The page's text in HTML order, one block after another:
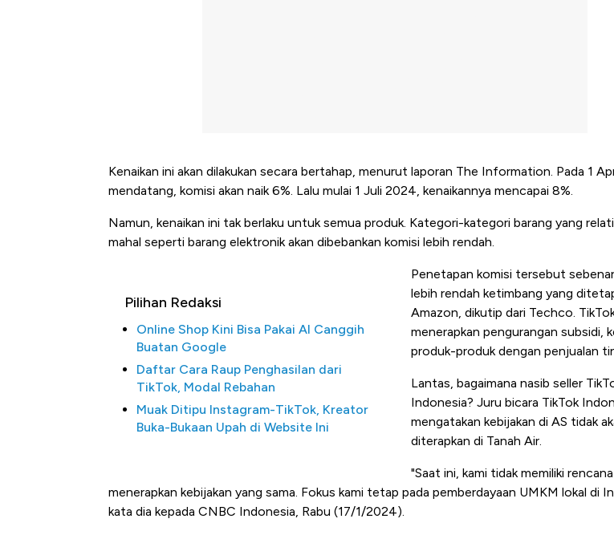
Kenaikan ini akan dilakukan secara bertahap, menurut laporan The Information. Pada 1
mendatang, komisi akan naik 6%. Lalu mulai 1 Juli 2024, kenaikannya mencapai 8%.
Namun, kenaikan ini tak berlaku untuk semua produk. Kategori-kategori barang yang
mahal seperti barang elektronik akan dibebankan komisi lebih rendah.
Pilihan Redaksi
Online Shop Kini Bisa Pakai AI Canggih
Buatan Google
Daftar Cara Raup Penghasilan dari
TikTok, Modal Rebahan
Muak Ditipu Instagram-TikTok, Kreator
Buka-Bukaan Upah di Website Ini
Penetapan komisi tersebut
lebih rendah ketimbang yang
Amazon, dikutip dari Techco.
menerapkan pengurangan subsidi,
produk-produk dengan penjualan
Lantas, bagaimana nasib seller
Indonesia? Juru bicara TikTok
mengatakan kebijakan di AS tidak
diterapkan di Tanah Air.
"Saat ini, kami tidak memiliki
menerapkan kebijakan yang sama. Fokus kami tetap pada pemberdayaan UMKM lokal di
kata dia kepada CNBC Indonesia, Rabu (17/1/2024).